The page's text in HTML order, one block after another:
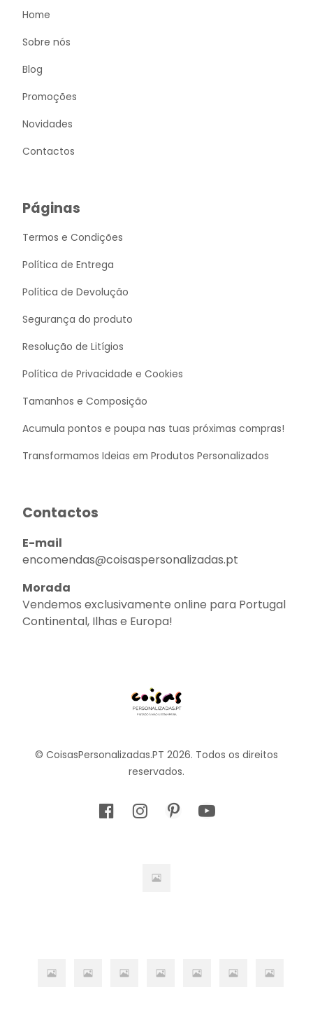
© CoisasPersonalizadas.PT 2026. Todos os direitos
reservados.
Home
Sobre nós
Blog
Promoções
Novidades
Contactos
Páginas
Termos e Condições
Política de Entrega
Política de Devolução
Segurança do produto
Resolução de Litígios
Política de Privacidade e Cookies
Tamanhos e Composição
Acumula pontos e poupa nas tuas próximas compras!
Transformamos Ideias em Produtos Personalizados
Contactos
E-mail
encomendas@coisaspersonalizadas.pt
Morada
Vendemos exclusivamente online para Portugal
Continental, Ilhas e Europa!